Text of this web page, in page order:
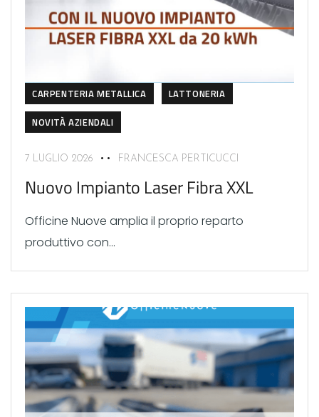
CARPENTERIA METALLICA
LATTONERIA
NOVITÀ AZIENDALI
7 LUGLIO 2026 FRANCESCA PERTICUCCI
Nuovo Impianto Laser Fibra XXL
Officine Nuove amplia il proprio reparto
produttivo con...